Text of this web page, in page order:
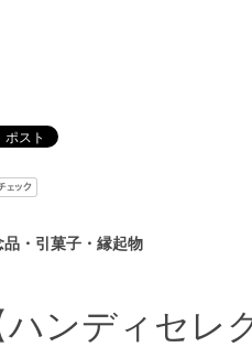
品・引菓子・縁起物
ハンディセレ